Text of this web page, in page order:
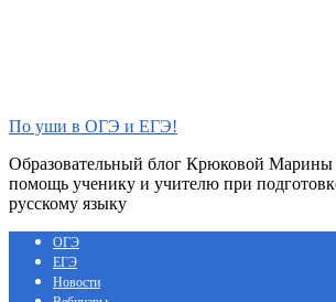
По уши в ОГЭ и ЕГЭ!
Образовательный блог Крюковой
помощь ученику и учителю при
русскому языку
ОГЭ
ЕГЭ
Новости